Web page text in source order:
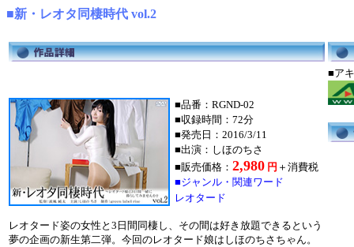
■新・レオタ同棲時代 vol.2
■品番：RGND-02
■収録時間：72分
■発売日：2016/3/11
■出演：しほのちさ
■販売価格： 2,980 円 ＋消費税
■ジャンル・関連ワード
レオタード
レオタード姿の女性と3日間同棲し、その間は好き放題できるという
夢の企画の新生第二弾。今回のレオタード娘はしほのちさちゃん。
■